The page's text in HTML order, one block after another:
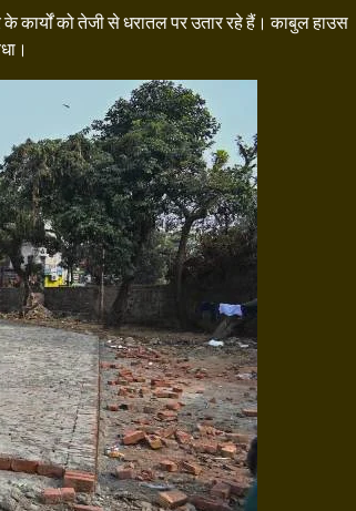
कार्यों को तेजी से धरातल पर उतार रहे हैं। काबुल हाउस